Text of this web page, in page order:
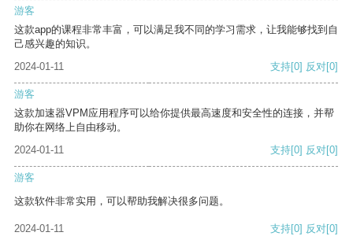
游客
这款app的课程非常丰富，可以满足我不同的学习需求，让我能够找到自
己感兴趣的知识。
2024-01-11
支持[0] 反对[0]
游客
这款加速器VPM应用程序可以给你提供最高速度和安全性的连接，并帮
助你在网络上自由移动。
2024-01-11
支持[0] 反对[0]
游客
这款软件非常实用，可以帮助我解决很多问题。
2024-01-11 支持[0] 反对[0]